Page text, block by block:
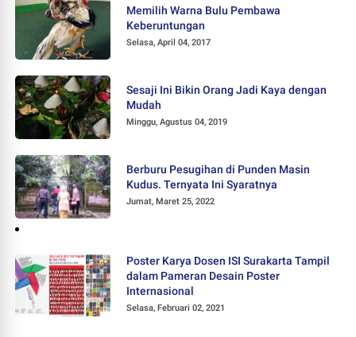
Memilih Warna Bulu Pembawa
Keberuntungan
Selasa, April 04, 2017
Sesaji Ini Bikin Orang Jadi Kaya dengan
Mudah
Minggu, Agustus 04, 2019
Berburu Pesugihan di Punden Masin
Kudus. Ternyata Ini Syaratnya
Jumat, Maret 25, 2022
Poster Karya Dosen ISI Surakarta Tampil
dalam Pameran Desain Poster
Internasional
Selasa, Februari 02, 2021